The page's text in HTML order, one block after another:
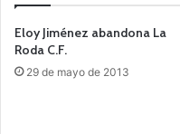
Eloy Jiménez abandona La
Roda C.F.
29 de mayo de 2013